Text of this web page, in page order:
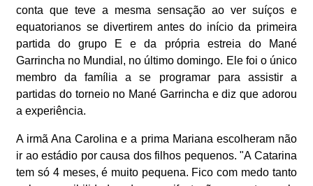
conta que teve a mesma sensação ao ver suíços e
equatorianos se divertirem antes do início da primeira
partida do grupo E e da própria estreia do Mané
Garrincha no Mundial, no último domingo. Ele foi o único
membro da família a se programar para assistir a
partidas do torneio no Mané Garrincha e diz que adorou
a experiência.
A irmã Ana Carolina e a prima Mariana escolheram não
ir ao estádio por causa dos filhos pequenos. "A Catarina
tem só 4 meses, é muito pequena. Fico com medo tanto